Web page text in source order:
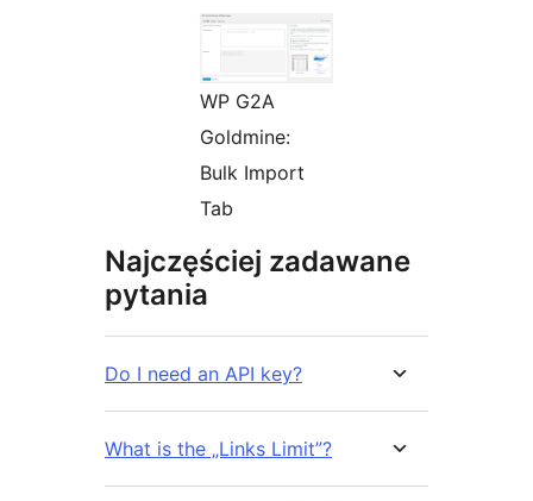
WP G2A
Goldmine:
Bulk Import
Tab
Najczęściej zadawane
pytania
Do I need an API key?
What is the „Links Limit”?